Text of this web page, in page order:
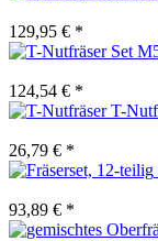
129,95 € *
124,54 € *
T-
26,79 € *
93,89 € *